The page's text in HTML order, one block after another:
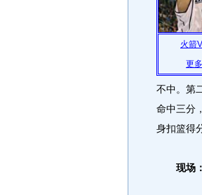
火箭
更
不中。第
命中三分
身扣篮得
现场